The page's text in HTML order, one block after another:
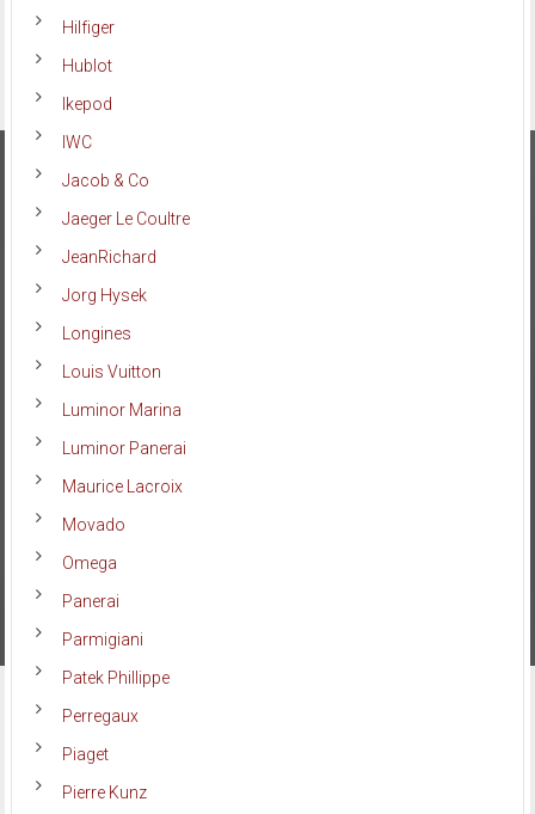
Hilfiger
Hublot
Ikepod
IWC
Jacob & Co
Jaeger Le Coultre
JeanRichard
Jorg Hysek
Longines
Louis Vuitton
Luminor Marina
Luminor Panerai
Maurice Lacroix
Movado
Omega
Panerai
Parmigiani
Patek Phillippe
Perregaux
Piaget
Pierre Kunz